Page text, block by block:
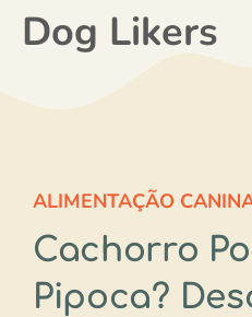
Pular
paraDog Likers
ALIMENTAÇÃO
Cachorro
Pipoca?